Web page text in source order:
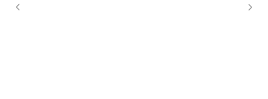
Попова, д.3